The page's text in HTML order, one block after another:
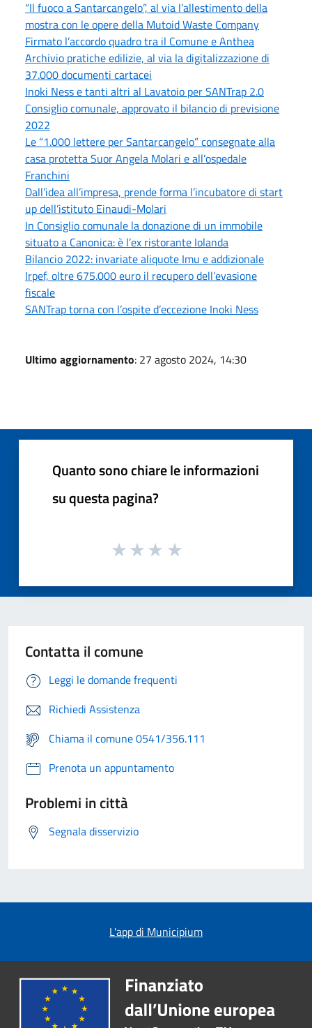
“Il fuoco a Santarcangelo”, al via l’allestimento della
mostra con le opere della Mutoid Waste Company
Firmato l’accordo quadro tra il Comune e Anthea
Archivio pratiche edilizie, al via la digitalizzazione di
37.000 documenti cartacei
Inoki Ness e tanti altri al Lavatoio per SANTrap 2.0
Consiglio comunale, approvato il bilancio di previsione
2022
Le “1.000 lettere per Santarcangelo” consegnate alla
casa protetta Suor Angela Molari e all’ospedale
Franchini
Dall’idea all’impresa, prende forma l’incubatore di start
up dell’istituto Einaudi-Molari
In Consiglio comunale la donazione di un immobile
situato a Canonica: è l’ex ristorante Iolanda
Bilancio 2022: invariate aliquote Imu e addizionale
Irpef, oltre 675.000 euro il recupero dell’evasione
fiscale
SANTrap torna con l’ospite d’eccezione Inoki Ness
Ultimo aggiornamento: 27 agosto 2024, 14:30
Quanto sono chiare le informazioni
su questa pagina?
Contatta il comune
Leggi le domande frequenti
Richiedi Assistenza
Chiama il comune 0541/356.111
Prenota un appuntamento
Problemi in città
Segnala disservizio
L'app di Municipium